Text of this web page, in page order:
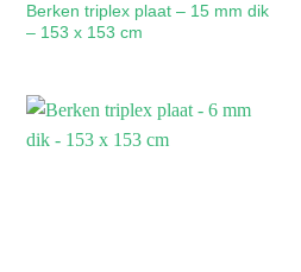
Berken triplex plaat – 15 mm dik
– 153 x 153 cm